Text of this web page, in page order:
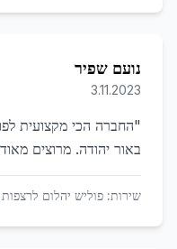
נועם שפיר
3.11.2023
"החברה הכי מקצועית
באור יהודה. מרוצים
שירות: פוליש יהלום